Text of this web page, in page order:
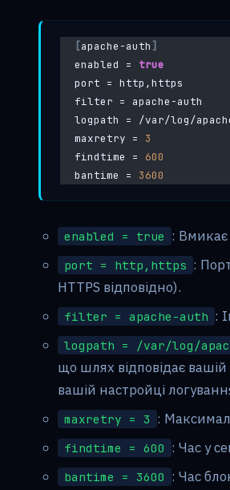
[apache-auth ]
enabled = true
port = http,https
filter = apache-auth
logpath = /var/log/
maxretry = 3
findtime = 600
bantime = 3600
enabled = true :
port = http,https :
HTTPS відповідно).
filter = apache-auth :
logpath = /var/log/
що шлях відповідає вашій
вашій настройці
maxretry = 3 :
findtime = 600 : Час у
bantime = 3600 : Час